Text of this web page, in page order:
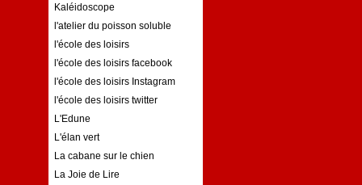
Kaléidoscope
l'atelier du poisson soluble
l'école des loisirs
l'école des loisirs facebook
l'école des loisirs Instagram
l'école des loisirs twitter
L'Edune
L'élan vert
La cabane sur le chien
La Joie de Lire